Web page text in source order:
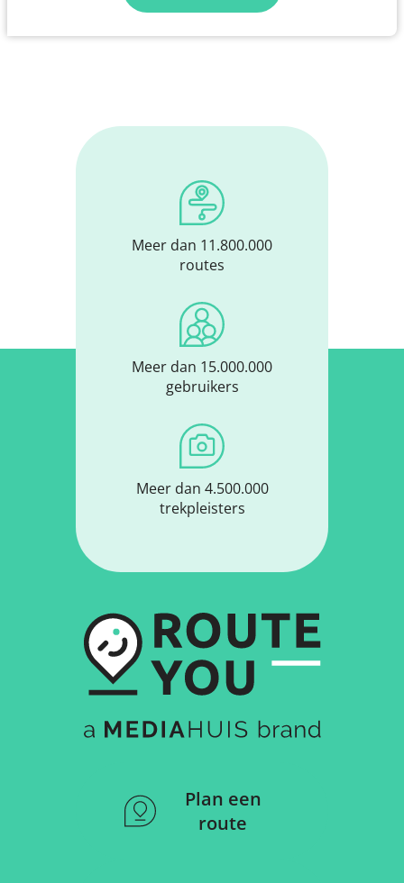
Meer dan 11.800.000
routes
Meer dan 15.000.000
gebruikers
Meer dan 4.500.000
trekpleisters
Plan een
route